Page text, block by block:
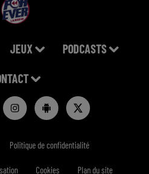
JEUX PODCASTS
Politique de confidentialité
Cookies Plan du site